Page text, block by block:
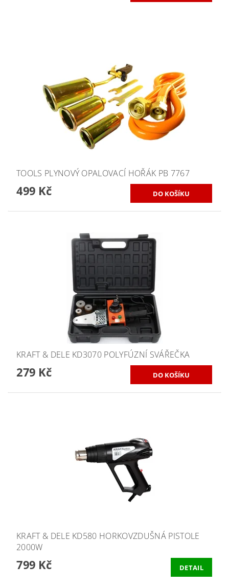
TOOLS PLYNOVÝ OPALOVACÍ HOŘÁK PB 7767
499 Kč
KRAFT & DELE KD3070 POLYFÚZNÍ SVÁŘEČKA
279 Kč
KRAFT & DELE KD580 HORKOVZDUŠNÁ PISTOLE
2000W
799 Kč DETAIL